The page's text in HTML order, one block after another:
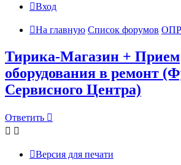
Вход
На главную Список форумов
Тирика-Магазин + Прием
оборудования в ремонт
Сервисного Центра)
Ответить
Версия для печати